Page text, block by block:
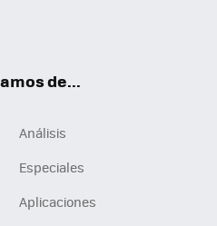
de...
Análisis
Especiales
Aplicaciones